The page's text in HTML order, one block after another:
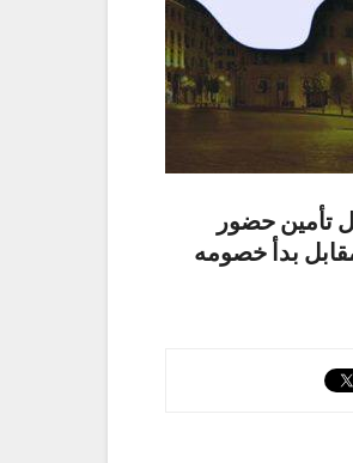
تأمين حضور
بدأ خصومه